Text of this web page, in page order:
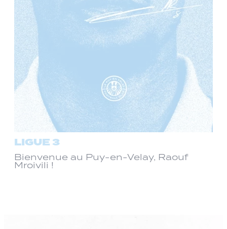
LIGUE 3
Bienvenue au Puy-en-Velay, Raouf
Mroivili !